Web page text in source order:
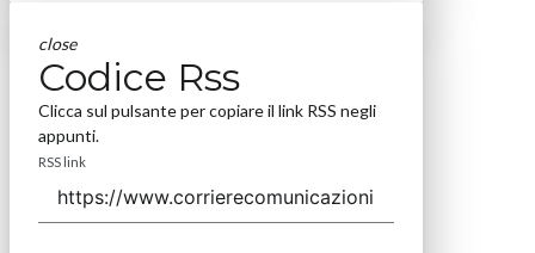
close
Codice Rss
Clicca sul pulsante per copiare il link RSS negli
appunti.
RSS link